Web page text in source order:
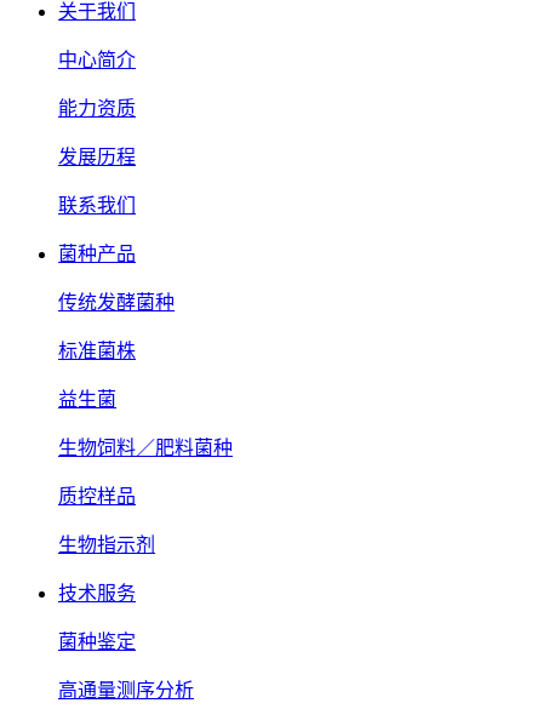
关于我们
中心简介
能力资质
发展历程
联系我们
菌种产品
传统发酵菌种
标准菌株
益生菌
生物饲料／肥料菌种
质控样品
生物指示剂
技术服务
菌种鉴定
高通量测序分析